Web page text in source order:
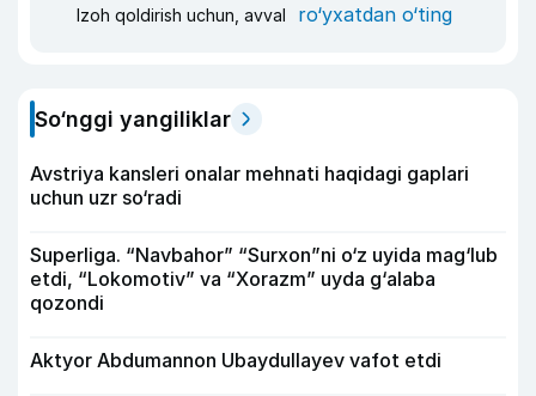
Izoh qoldirish uchun, avval ro‘yxatdan o‘ting
So‘nggi yangiliklar
Avstriya kansleri onalar mehnati haqidagi gaplari
uchun uzr so‘radi
Superliga. “Navbahor” “Surxon”ni o‘z uyida mag‘lub
etdi, “Lokomotiv” va “Xorazm” uyda g‘alaba
qozondi
Aktyor Abdu­mannon Ubaydullayev vafot etdi